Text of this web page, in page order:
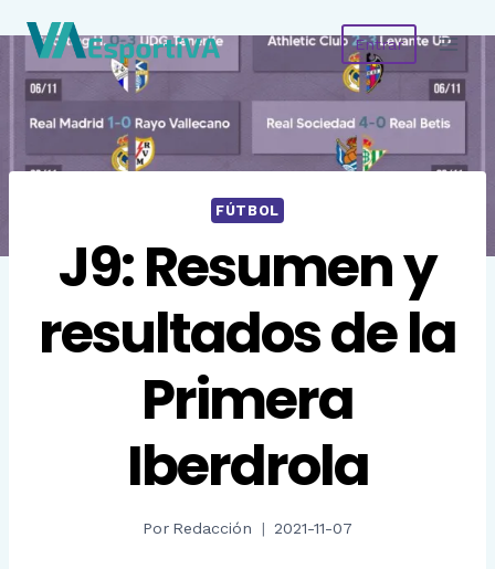
contenido
Entrar
FÚTBOL
J9: Resumen y
resultados de la
Primera
Iberdrola
Por Redacción 2021-11-07